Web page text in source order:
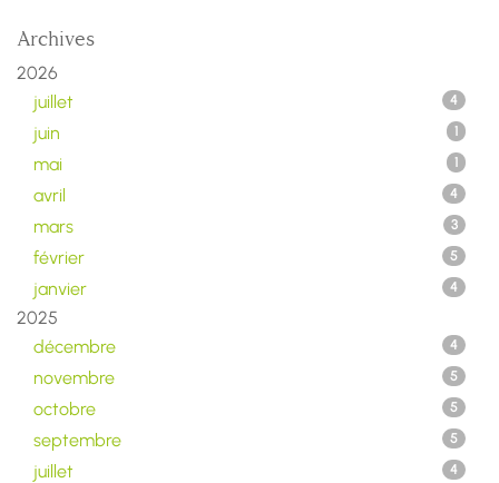
Archives
2026
juillet
4
juin 1
mai 1
avril 4
mars 3
février 5
janvier 4
2025
décembre
4
novembre 5
octobre 5
septembre 5
juillet 4